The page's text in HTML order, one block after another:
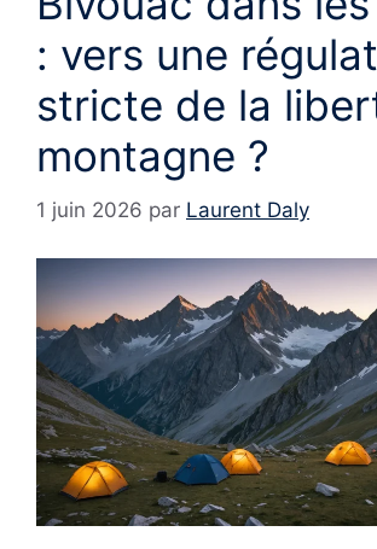
: vers une
stricte de la
montagne ?
1 juin 2026 par Laurent Daly